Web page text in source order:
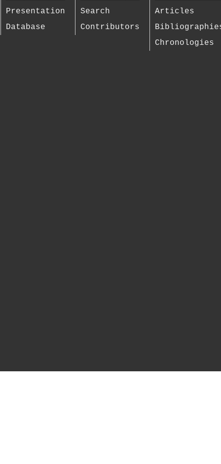
Presentation
Database
Search
Contributors
Articles
Chronologies